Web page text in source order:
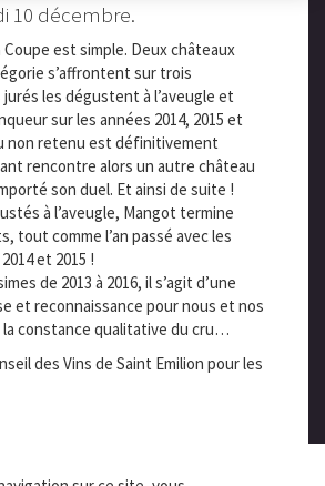
10 décembre.
Coupe est simple. Deux châteaux
s’affrontent sur trois
jurés les dégustent à l’aveugle et
sur les années 2014, 2015 et
non retenu est définitivement
rencontre alors un autre château
son duel. Et ainsi de suite !
à l’aveugle, Mangot termine
tout comme l’an passé avec les
et 2015 !
de 2013 à 2016, il s’agit d’une
et reconnaissance pour nous et nos
la constance qualitative du cru…
des Vins de Saint Emilion pour les